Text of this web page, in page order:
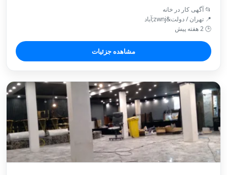
📂 آگهی کار در خانه
📍 تهران / دولت&zwnj;آباد
🕒 2 هفته پیش
مشاهده جزئیات